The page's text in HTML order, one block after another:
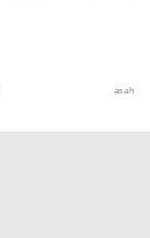
asahi横